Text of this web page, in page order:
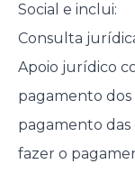
Social e inclui:
Consulta
Apoio jurídico
pagamento dos
pagamento das
fazer o